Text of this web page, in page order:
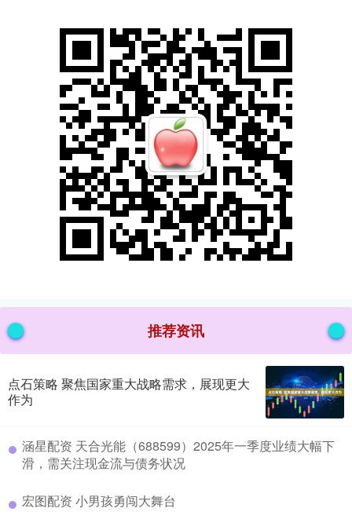
推荐资讯
点石策略 聚焦国家重大战略需求，展现更大
作为
​涵星配资 天合光能（688599）2025年一季度业绩大幅下
滑，需关注现金流与债务状况
​宏图配资 小男孩勇闯大舞台